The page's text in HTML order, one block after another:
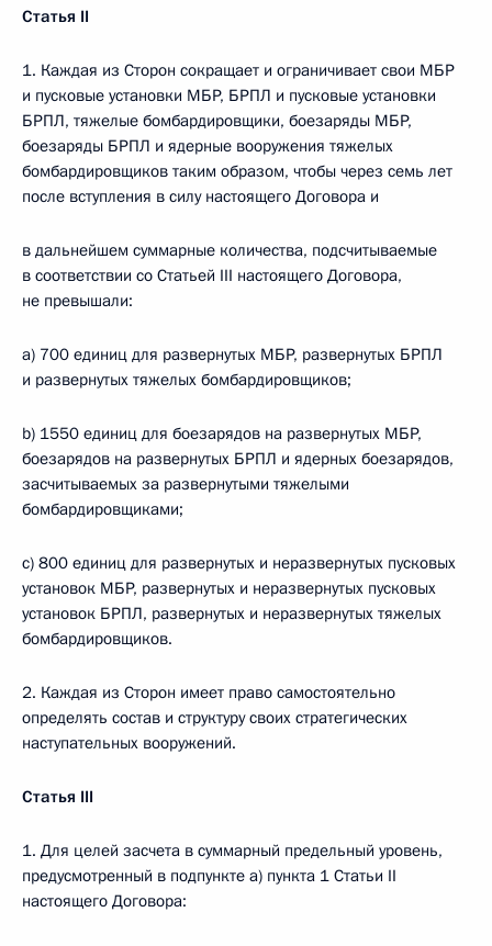
Статья II
1. Каждая из Сторон сокращает и ограничивает свои МБР
и пусковые установки МБР, БРПЛ и пусковые установки
БРПЛ, тяжелые бомбардировщики, боезаряды МБР,
боезаряды БРПЛ и ядерные вооружения тяжелых
бомбардировщиков таким образом, чтобы через семь лет
после вступления в силу настоящего Договора и
в дальнейшем суммарные количества, подсчитываемые
в соответствии со Статьей III настоящего Договора,
не превышали:
а) 700 единиц для развернутых МБР, развернутых БРПЛ
и развернутых тяжелых бомбардировщиков;
b) 1550 единиц для боезарядов на развернутых МБР,
боезарядов на развернутых БРПЛ и ядерных боезарядов,
засчитываемых за развернутыми тяжелыми
бомбардировщиками;
c) 800 единиц для развернутых и неразвернутых пусковых
установок МБР, развернутых и неразвернутых пусковых
установок БРПЛ, развернутых и неразвернутых тяжелых
бомбардировщиков.
2. Каждая из Сторон имеет право самостоятельно
определять состав и структуру своих стратегических
наступательных вооружений.
Статья III
1. Для целей засчета в суммарный предельный уровень,
предусмотренный в подпункте a) пункта 1 Статьи II
настоящего Договора: